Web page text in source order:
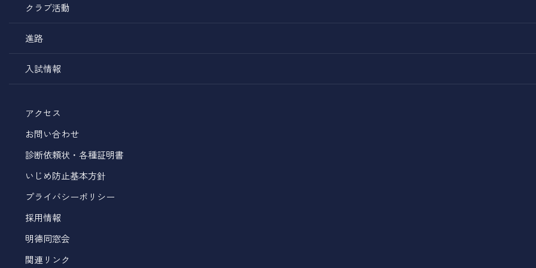
クラブ活動
進路
入試情報
アクセス
お問い合わせ
診断依頼状・各種証明書
いじめ防止基本方針
プライバシーポリシー
採用情報
明徳同窓会
関連リンク